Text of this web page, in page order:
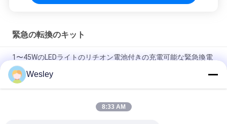
緊急の転換のキット
1〜45WのLEDライトのリチオン電池付きの充電可能な緊急換電
キット 3時間の持続時間
110-220V 3-4 ワット出力 CE 承認された LED 緊急変換キット
ステールキャッシング LED 緊急電源パック 3 時間持続 110-
Wesley
8:33 AM